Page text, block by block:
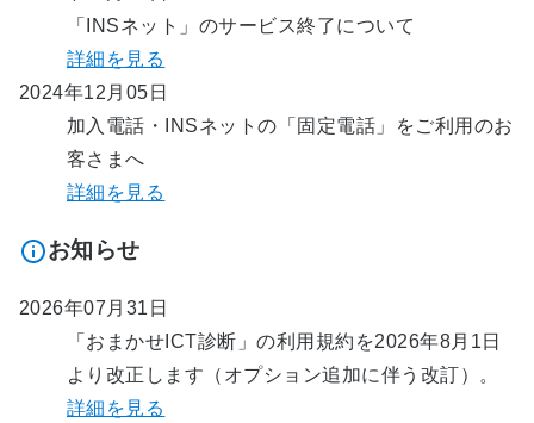
「INSネット」のサービス終了について
詳細を見る
2024年12月05日
加入電話・INSネットの「固定電話」をご利用のお
客さまへ
詳細を見る
お知らせ
2026年07月31日
「おまかせICT診断」の利用規約を2026年8月1日
より改正します（オプション追加に伴う改訂）。
詳細を見る